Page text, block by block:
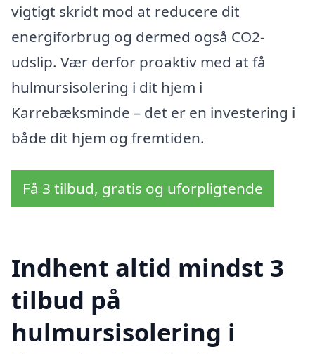
vigtigt skridt mod at reducere dit
energiforbrug og dermed også CO2-
udslip. Vær derfor proaktiv med at få
hulmursisolering i dit hjem i
Karrebæksminde – det er en investering i
både dit hjem og fremtiden.
Få 3 tilbud, gratis og uforpligtende
Indhent altid mindst 3
tilbud på
hulmursisolering i